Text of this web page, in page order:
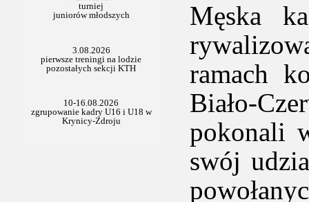
Męska
ramach
Biało-
pokonali
swój